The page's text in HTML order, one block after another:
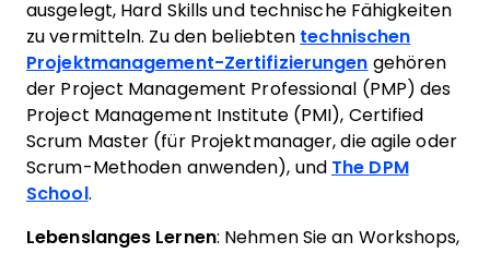
ausgelegt, Hard Skills und technische Fähigkeiten
zu vermitteln. Zu den beliebten technischen
Projektmanagement-Zertifizierungen gehören
der Project Management Professional (PMP) des
Project Management Institute (PMI), Certified
Scrum Master (für Projektmanager, die agile oder
Scrum-Methoden anwenden), und The DPM
School .
Lebenslanges Lernen: Nehmen Sie an Workshops,